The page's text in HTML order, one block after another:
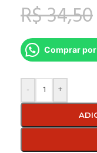
R$34,50
Comprar
- +